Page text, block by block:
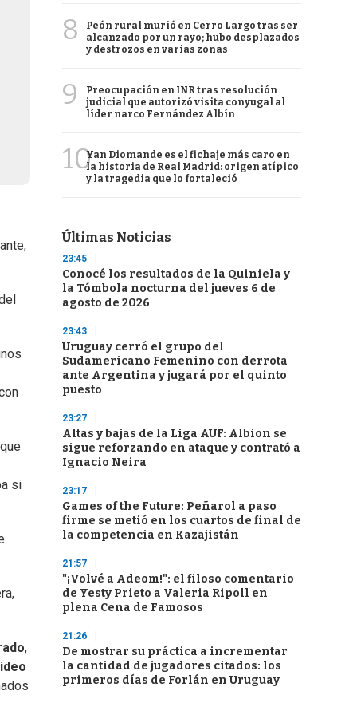
si
,
8
Peón rural murió en Cerro Largo tras ser
alcanzado por un rayo; hubo desplazados
y destrozos en varias zonas
9
Preocupación en INR tras resolución
judicial que autorizó visita conyugal al
líder narco Fernández Albín
10Yan Diomande es el fichaje más caro en
la historia de Real Madrid: origen atípico
y la tragedia que lo fortaleció
Últimas Noticias
23:45
Conocé los resultados de la Quiniela y
la Tómbola nocturna del jueves 6 de
agosto de 2026
23:43
Uruguay cerró el grupo del
Sudamericano Femenino con derrota
ante Argentina y jugará por el quinto
puesto
23:27
Altas y bajas de la Liga AUF: Albion se
sigue reforzando en ataque y contrató a
Ignacio Neira
23:17
Games of the Future: Peñarol a paso
firme se metió en los cuartos de final de
la competencia en Kazajistán
21:57
"¡Volvé a Adeom!": el filoso comentario
de Yesty Prieto a Valeria Ripoll en
plena Cena de Famosos
21:26
De mostrar su práctica a incrementar
la cantidad de jugadores citados: los
primeros días de Forlán en Uruguay